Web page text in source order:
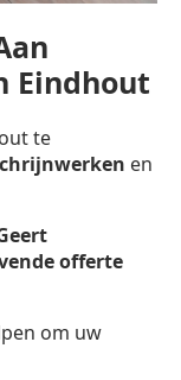
Eindhout
te
en
offerte
om uw